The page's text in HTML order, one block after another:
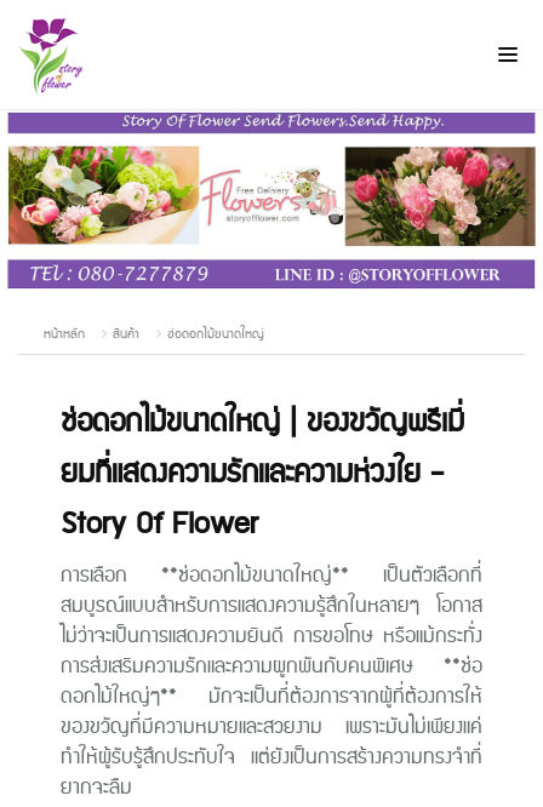
หน้าหลัก สินค้า ช่อดอกไม้ขนาดใหญ่
ช่อดอกไม้ขนาดใหญ่ | ของขวัญพรีเมี่
ยมที่แสดงความรักและความห่วงใย -
Story Of Flower
การเลือก **ช่อดอกไม้ขนาดใหญ่** เป็นตัวเลือกที่
สมบูรณ์แบบสำหรับการแสดงความรู้สึกในหลายๆ โอกาส
ไม่ว่าจะเป็นการแสดงความยินดี การขอโทษ หรือแม้กระทั่ง
การส่งเสริมความรักและความผูกพันกับคนพิเศษ **ช่อ
ดอกไม้ใหญ่ๆ** มักจะเป็นที่ต้องการจากผู้ที่ต้องการให้
ของขวัญที่มีความหมายและสวยงาม เพราะมันไม่เพียงแค่
ทำให้ผู้รับรู้สึกประทับใจ แต่ยังเป็นการสร้างความทรงจำที่
ยากจะลืม